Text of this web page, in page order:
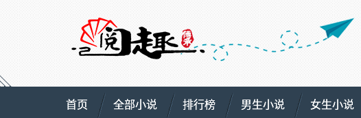
首页 全部小说 排行榜 男生小说 女生小说